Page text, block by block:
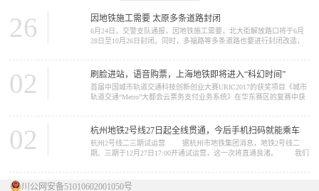
因地铁施工需要 太原多条道路封闭
26
6月24日，交警支队通报，因地铁施工需要，北大街解放路口将于6月
28日至10月26日封闭。同时，多福路等多条道路也要进行封闭改造，
口将于6月28日至10月26日封闭施工。施工期间，路口禁止一切车辆通
行，车辆可绕行胜利街、五一路、北肖墙。 多福路（规划摄乐街
—柴化路）将于6月26日至11月30日进行改造施工，施工期间，施工路
段禁止一切车...
刷脸进站，语音购票，上海地铁即将进入“科幻时间”
02
首届中国城市轨道交通科技创新创业大赛URIC2017的获奖项目《城市
轨道交通“Metro”大都会云票务支付业务系统》在华东赛区的复赛中获
的好成绩。这个项目的完成单位是上海申通地铁集团。 我们今天
要报道的新闻，正与这个项目中的“Metro大都会...
杭州地铁2号线27日起全线贯通，今后手机扫码就能乘车
02
杭州2号线二三期试运营 据杭州市地铁集团消息，地铁2号线二
期、三期于12月27日17:00开通试运营，这一次将直通良渚。 我们
川公网安备51010602001050号